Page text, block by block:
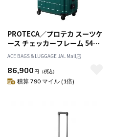
PROTECA／プロテカ スーツケ
ース チェッカーフレーム 54リ
ットル フレームタイプ 00142
ACE BAGS＆LUGGAGE JAL Mall店
86,900 円 （税込）
積算 790 マイル (1倍)